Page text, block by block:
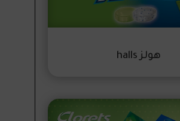
هولز halls